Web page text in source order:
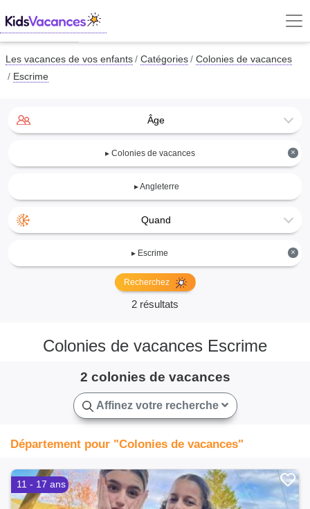
Les vacances de vos enfants Catégories
Colonies de vacances
Escrime
Âge
×
▸ Colonies de vacances
▸ Angleterre
Quand
×
▸ Escrime
Recherchez
2 résultats
Colonies de vacances Escrime
2 colonies de vacances
Affinez votre recherche
Département pour "Colonies de vacances"
11 - 17 ans